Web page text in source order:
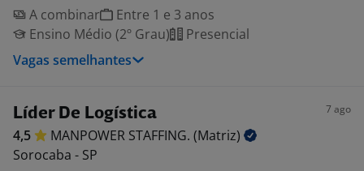
A combinar
Entre 1 e 3 anos
Ensino Médio (2º Grau)
Presencial
Vagas semelhantes
Líder De Logística 7 ago
4,5 MANPOWER STAFFING. (Matriz)
Sorocaba - SP